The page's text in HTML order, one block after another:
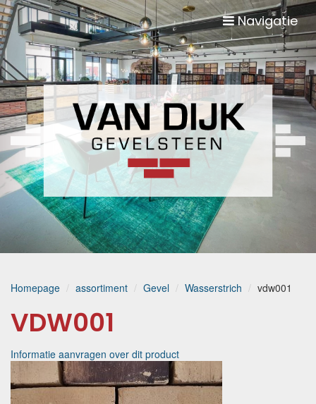
Navigatie
Homepage assortiment Gevel Wasserstrich vdw001
VDW001
Informatie aanvragen over dit product